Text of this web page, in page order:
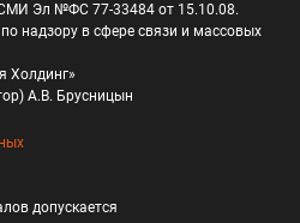
Эл №ФС 77-33484 от 15.10.08.
надзору в сфере связи и массовых
Холдинг»
А.В. Брусницын
допускается